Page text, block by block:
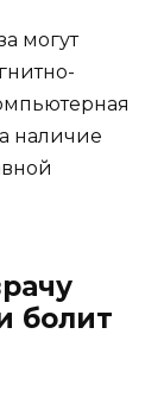
могут
наличие
болит